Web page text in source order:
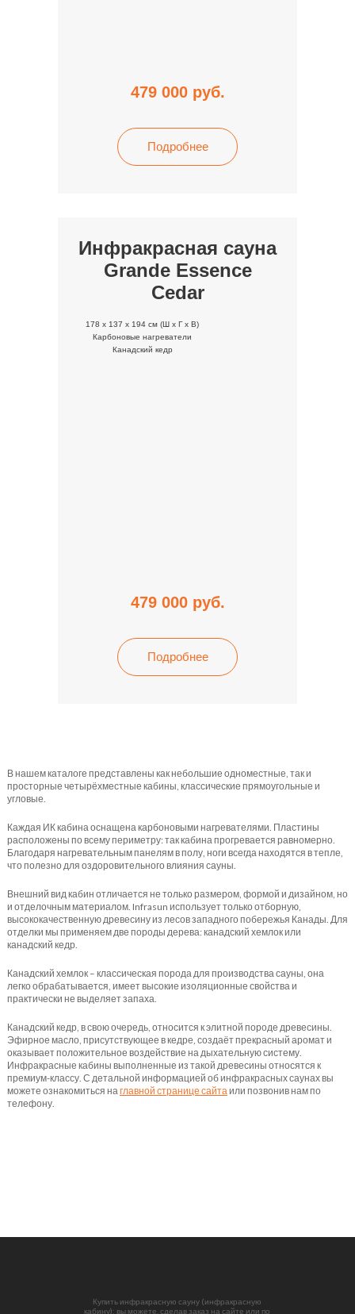
479 000руб.
Подробнее
Инфракрасная сауна
Grande Essence
Cedar
178 x 137 x 194 cм (Ш x Г x В)
Карбоновые нагреватели
Канадский кедр
479 000руб.
Подробнее
В нашем каталоге представлены как небольшие одноместные, так и
просторные четырёхместные кабины, классические прямоугольные и
угловые.
Каждая ИК кабина оснащена карбоновыми нагревателями. Пластины
расположены по всему периметру: так кабина прогревается равномерно.
Благодаря нагревательным панелям в полу, ноги всегда находятся в тепле,
что полезно для оздоровительного влияния сауны.
Внешний вид кабин отличается не только размером, формой и дизайном, но
и отделочным материалом. Infrasun использует только отборную,
высококачественную древесину из лесов западного побережья Канады. Для
отделки мы применяем две породы дерева: канадский хемлок или
канадский кедр.
Канадский хемлок – классическая порода для производства сауны, она
легко обрабатывается, имеет высокие изоляционные свойства и
практически не выделяет запаха.
Канадский кедр, в свою очередь, относится к элитной породе древесины.
Эфирное масло, присутствующее в кедре, создаёт прекрасный аромат и
оказывает положительное воздействие на дыхательную систему.
Инфракрасные кабины выполненные из такой древесины относятся к
премиум-классу. С детальной информацией об инфракрасных саунах вы
можете ознакомиться наглавной странице сайтаили позвонив нам по
телефону.
Купить инфракрасную сауну (инфракрасную
кабину): вы можете, сделав заказ на сайте или по